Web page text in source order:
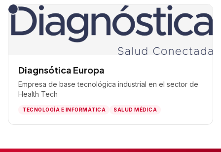
Diagnsótica Europa
Empresa de base tecnológica industrial en el sector de
Health Tech
TECNOLOGÍA E INFORMÁTICA SALUD MÉDICA